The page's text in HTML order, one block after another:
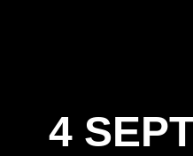
4